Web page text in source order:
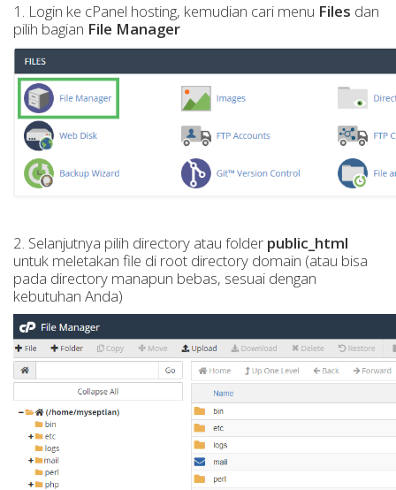
1. Login ke cPanel hosting, kemudian cari menu Files dan
pilih bagian File Manager
2. Selanjutnya pilih directory atau folder public_html
untuk meletakan file di root directory domain (atau bisa
pada directory manapun bebas, sesuai dengan
kebutuhan Anda)